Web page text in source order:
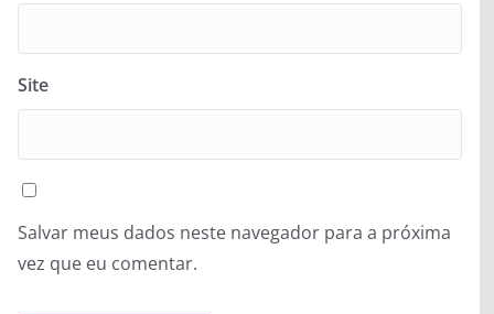
Site
Salvar meus dados neste navegador para a próxima
vez que eu comentar.